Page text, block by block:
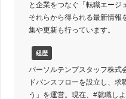
と企業をつなぐ「転職エージ
それらから得られる最新情報
集や更新も行っています。
経歴
パーソルテンプスタッフ株式
ドバンスフローを設立し、求
う」を運営。現在、#就職し